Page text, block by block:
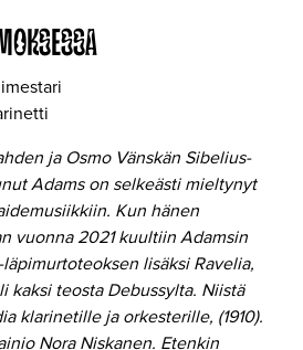
ja Osmo Vänskän Sibelius-
Adams on selkeästi mieltynyt
Kun hänen
vuonna 2021 kuultiin Adamsin
lisäksi Ravelia,
kaksi teosta Debussylta. Niistä
klarinetille ja orkesterille, (1910).
Nora Niskanen. Etenkin